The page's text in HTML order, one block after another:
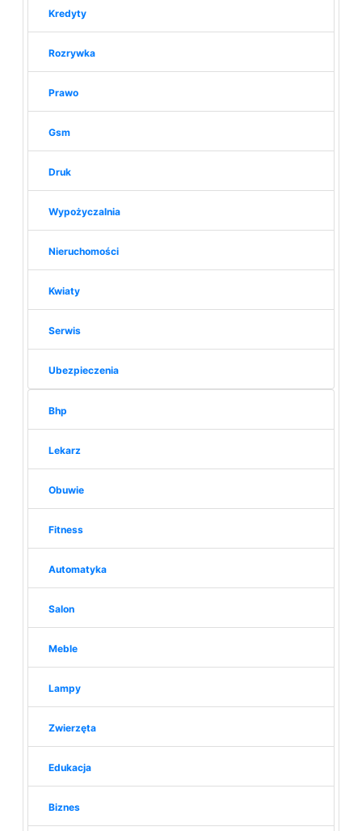
Kredyty
Rozrywka
Prawo
Gsm
Druk
Wypożyczalnia
Nieruchomości
Kwiaty
Serwis
Ubezpieczenia
Bhp
Lekarz
Obuwie
Fitness
Automatyka
Salon
Meble
Lampy
Zwierzęta
Edukacja
Biznes